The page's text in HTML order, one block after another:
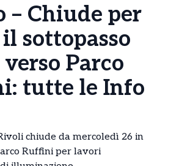
– Chiude per
sottopasso
Parco
tutte le Info
chiude da mercoledì 26 in
Ruffini per lavori